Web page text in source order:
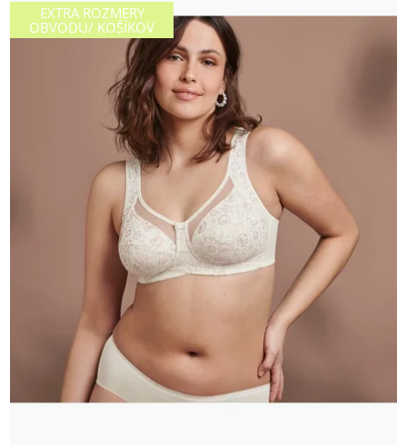
EXTRA ROZMERY
OBVODU/ KOŠÍKOV